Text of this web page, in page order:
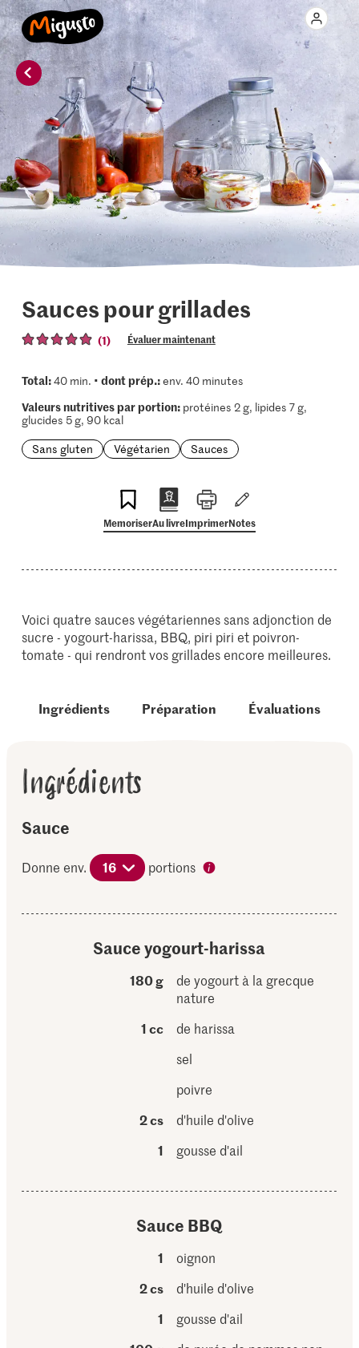
Sauces pour grillades
(1) Évaluer maintenant
Total:40 min. • dont prép.:env. 40 minutes
Valeurs nutritives par portion:protéines 2 g, lipides 7 g,
glucides 5 g, 90 kcal
Sans gluten
Végétarien Sauces
MemoriserAu livreImprimerNotes
Voici quatre sauces végétariennes sans adjonction de
sucre - yogourt-harissa, BBQ, piri piri et poivron-
tomate - qui rendront vos grillades encore meilleures.
Ingrédients Préparation Évaluations
Ingrédients
Sauce
Donne env. 16 portions
Sauce yogourt-harissa
180 g
de yogourt à la grecque
nature
1 cc
de harissa
sel
poivre
2 cs
d'huile d'olive
1
gousse d'ail
Sauce BBQ
1
oignon
2 cs
d'huile d'olive
1
gousse d'ail